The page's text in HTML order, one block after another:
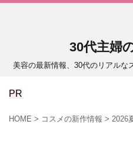
30代主婦
美容の最新情報、30代のリアルな
PR
HOME > コスメの新作情報 > 2026